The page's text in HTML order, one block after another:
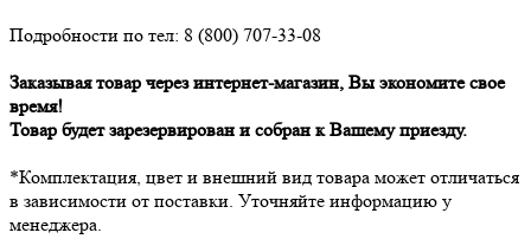
Подробности по тел: 8 (800) 707-33-08
Заказывая товар через интернет-магазин, Вы экономите свое
время!
Товар будет зарезервирован и собран к Вашему приезду.
*Комплектация, цвет и внешний вид товара может отличаться
в зависимости от поставки. Уточняйте информацию у
менеджера.